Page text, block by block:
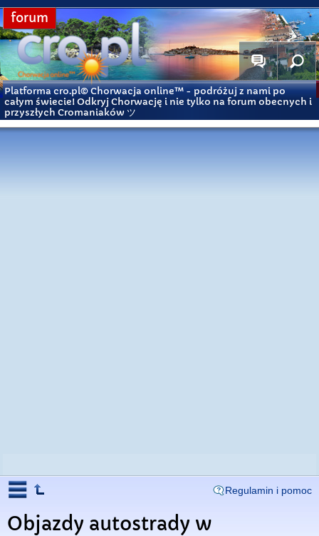
forum
Platforma cro.pl© Chorwacja online™ - podróżuj z nami po
całym świecie! Odkryj Chorwację i nie tylko na forum obecnych i
przyszłych Cromaniaków ツ
Regulamin i pomoc
Objazdy autostrady w